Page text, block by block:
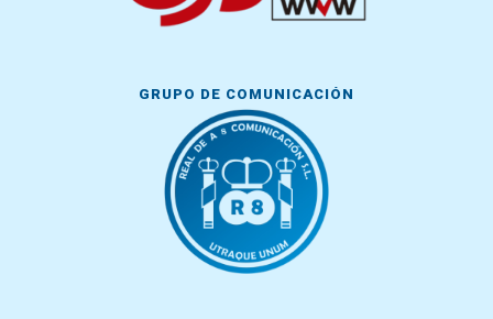
GRUPO DE COMUNICACIÓN